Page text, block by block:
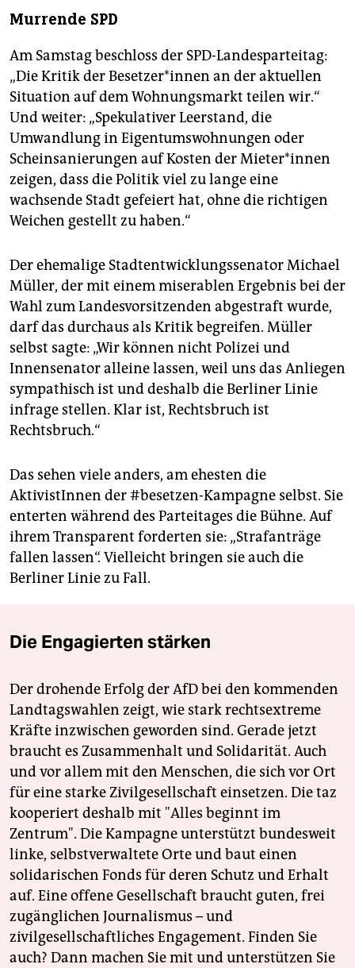
Murrende SPD
Am Samstag beschloss der SPD-Landesparteitag:
„Die Kritik der Besetzer*innen an der aktuellen
Situation auf dem Wohnungsmarkt teilen wir.“
Und weiter: „Spekulativer Leerstand, die
Umwandlung in Eigentumswohnungen oder
Scheinsanierungen auf Kosten der Mieter*innen
zeigen, dass die Politik viel zu lange eine
wachsende Stadt gefeiert hat, ohne die richtigen
Weichen gestellt zu haben.“
Der ehemalige Stadtentwicklungssenator Michael
Müller, der mit einem miserablen Ergebnis bei der
Wahl zum Landesvorsitzenden abgestraft wurde,
darf das durchaus als Kritik begreifen. Müller
selbst sagte: „Wir können nicht Polizei und
Innensenator alleine lassen, weil uns das Anliegen
sympathisch ist und deshalb die Berliner Linie
infrage stellen. Klar ist, Rechtsbruch ist
Rechtsbruch.“
Das sehen viele anders, am ehesten die
AktivistInnen der #besetzen-Kampagne selbst. Sie
enterten während des Parteitages die Bühne. Auf
ihrem Transparent forderten sie: „Strafanträge
fallen lassen“. Vielleicht bringen sie auch die
Berliner Linie zu Fall.
Die Engagierten stärken
Der drohende Erfolg der AfD bei den kommenden
Landtagswahlen zeigt, wie stark rechtsextreme
Kräfte inzwischen geworden sind. Gerade jetzt
braucht es Zusammenhalt und Solidarität. Auch
und vor allem mit den Menschen, die sich vor Ort
für eine starke Zivilgesellschaft einsetzen. Die taz
kooperiert deshalb mit "Alles beginnt im
Zentrum". Die Kampagne unterstützt bundesweit
linke, selbstverwaltete Orte und baut einen
solidarischen Fonds für deren Schutz und Erhalt
auf. Eine offene Gesellschaft braucht guten, frei
zugänglichen Journalismus – und
zivilgesellschaftliches Engagement. Finden Sie
auch? Dann machen Sie mit und unterstützen Sie